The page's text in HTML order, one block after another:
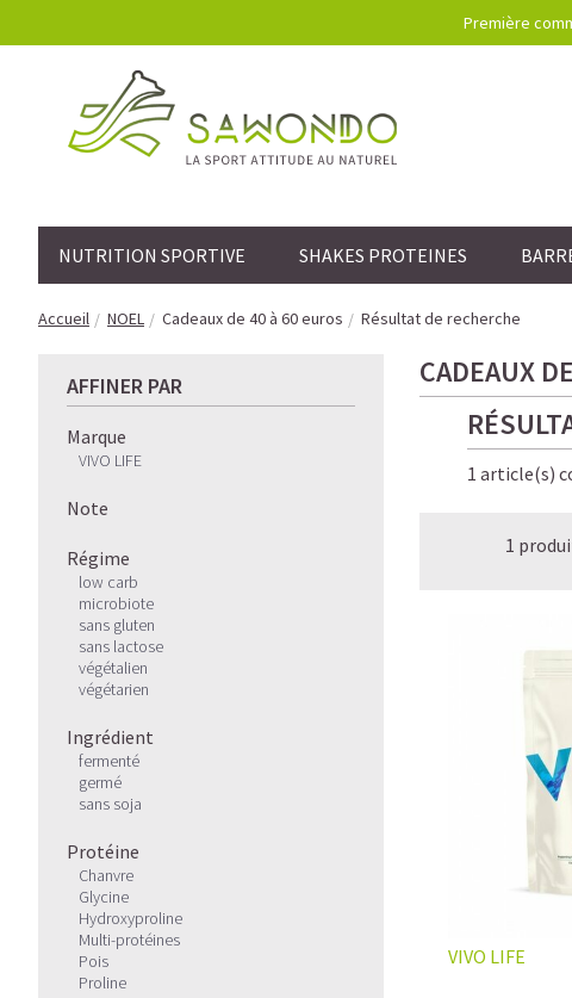
Première
NUTRITION SPORTIVE SHAKES PROTEINES
Accueil NOEL Cadeaux de 40 à 60 euros Résultat de recherche
AFFINER PAR
Marque
VIVO LIFE
Note
Régime
low carb
microbiote
sans gluten
sans lactose
végétalien
végétarien
Ingrédient
fermenté
germé
sans soja
Protéine
Chanvre
Glycine
Hydroxyproline
Multi-protéines
Pois
Proline
CADEAUX
1 article(s)
1
VIVO LIFE